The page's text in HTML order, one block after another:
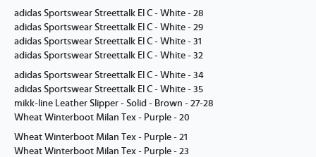
adidas Sportswear Streettalk El C - White - 28
adidas Sportswear Streettalk El C - White - 29
adidas Sportswear Streettalk El C - White - 31
adidas Sportswear Streettalk El C - White - 32
adidas Sportswear Streettalk El C - White - 34
adidas Sportswear Streettalk El C - White - 35
mikk-line Leather Slipper - Solid - Brown - 27-28
Wheat Winterboot Milan Tex - Purple - 20
Wheat Winterboot Milan Tex - Purple - 21
Wheat Winterboot Milan Tex - Purple - 23